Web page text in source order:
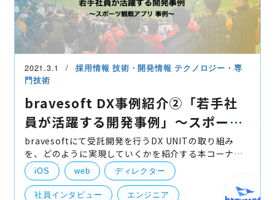
2021.3.1 採用情報技術・開発情報 テクノロジー・専
門技術
bravesoft DX事例紹介②「若手社
員が活躍する開発事例」〜スポーツ
観戦アプリ事例〜
bravesoftにて受託開発を行うDX UNITの取り組み
を、どのように実現していくかを紹介する本コーナー
「DX事例紹介」ですが、今回はプロジェクトメンバー
が比較的に若いメンバーでありながら、お客様の要望
にお答えして
iOS web ディレクター
社員インタビュー エンジニア